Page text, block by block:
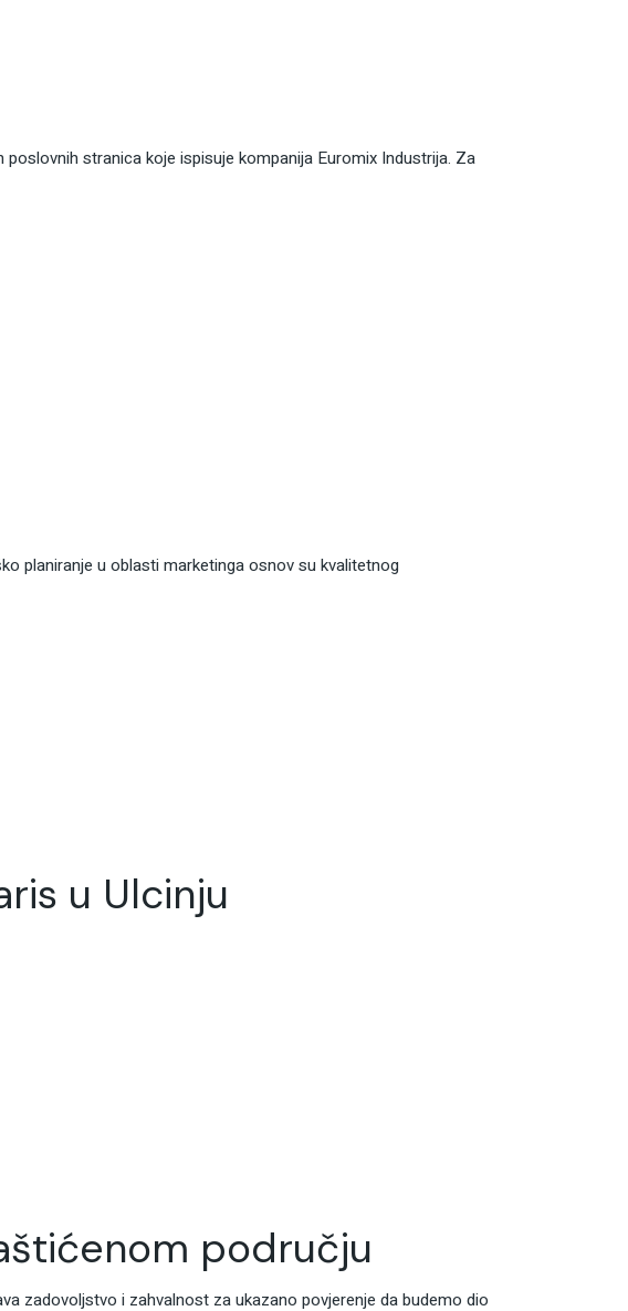
stranica koje ispisuje kompanija Euromix Industrija. Za
planiranje u oblasti marketinga osnov su kvalitetnog
u Ulcinju
području
zadovoljstvo i zahvalnost za ukazano povjerenje da budemo dio